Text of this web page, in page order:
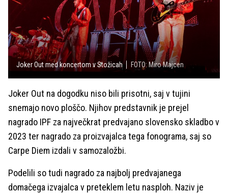
Joker Out med koncertom v Stožicah FOTO: Miro Majcen
Joker Out na dogodku niso bili prisotni, saj v tujini
snemajo novo ploščo. Njihov predstavnik je prejel
nagrado IPF za največkrat predvajano slovensko skladbo v
2023 ter nagrado za proizvajalca tega fonograma, saj so
Carpe Diem izdali v samozaložbi.
Podelili so tudi nagrado za najbolj predvajanega
domačega izvajalca v preteklem letu nasploh. Naziv je